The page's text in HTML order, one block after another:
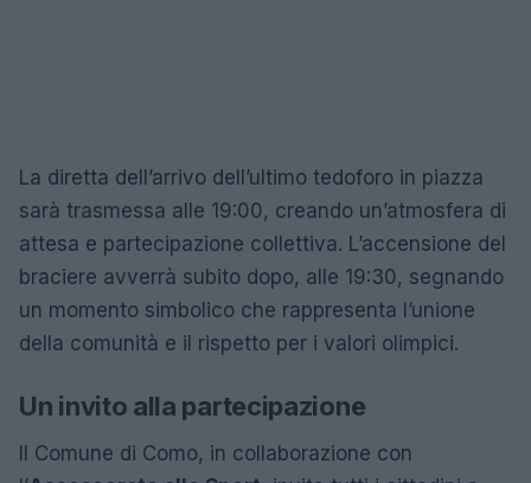
La diretta dell’arrivo dell’ultimo tedoforo in piazza
sarà trasmessa alle 19:00, creando un’atmosfera di
attesa e partecipazione collettiva. L’accensione del
braciere avverrà subito dopo, alle 19:30, segnando
un momento simbolico che rappresenta l’unione
della comunità e il rispetto per i valori olimpici.
Un invito alla partecipazione
Il Comune di Como, in collaborazione con